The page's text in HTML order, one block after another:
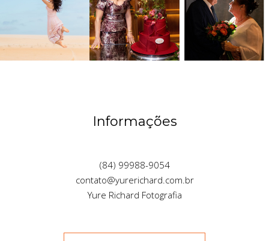
Informações
(84) 99988-9054
contato@yurerichard.com.br
Yure Richard Fotografia